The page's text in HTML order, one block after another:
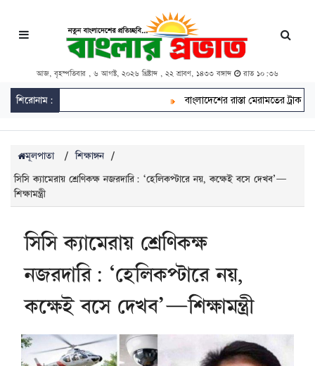
আজ, বৃহস্পতিবার , ৬ আগস্ট, ২০২৬ খ্রিষ্টাব্দ , ২২ শ্রাবণ, ১৪৩৩ বঙ্গাব্দ রাত ১০:৩৬
শিরোনাম: বাংলাদেশের রাস্তা মেরামতের ট্রাক আটকে
মূলপাতা / শিক্ষাঙ্গন /
সিসি ক্যামেরায় শ্রেণিকক্ষ নজরদারি: ‘হেলিকপ্টারে নয়, কক্ষেই বসে দেখব’—
শিক্ষামন্ত্রী
সিসি ক্যামেরায় শ্রেণিকক্ষ
নজরদারি: ‘হেলিকপ্টারে নয়,
কক্ষেই বসে দেখব’—শিক্ষামন্ত্রী